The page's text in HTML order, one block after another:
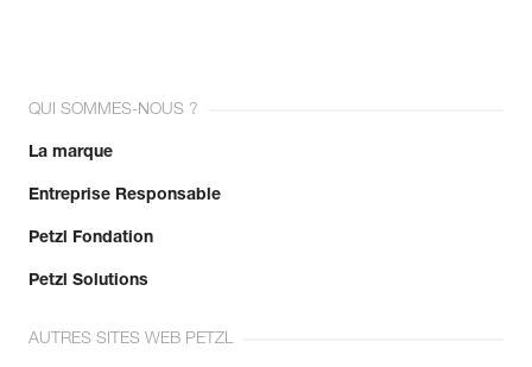
QUI SOMMES-NOUS ?
La marque
Entreprise Responsable
Petzl Fondation
Petzl Solutions
AUTRES SITES WEB PETZL